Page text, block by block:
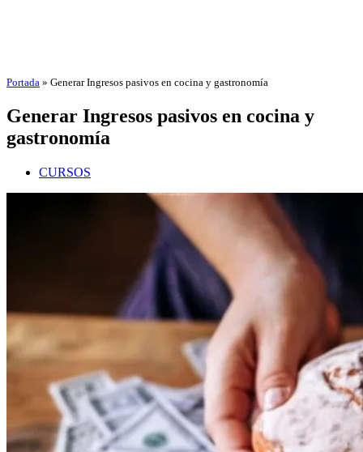
Portada » Generar Ingresos pasivos en cocina y gastronomía
Generar Ingresos pasivos en cocina y
gastronomía
CURSOS